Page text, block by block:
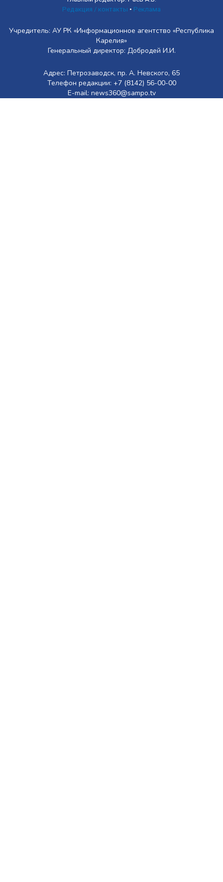
Редакция / контакты • Реклама
Учредитель: АУ РК «Информационное агентство «Республика
Карелия»
Генеральный директор: Добродей И.И.
Адрес: Петрозаводск, пр. А. Невского, 65
Телефон редакции: +7 (8142) 56-00-00
E-mail: news360@sampo.tv